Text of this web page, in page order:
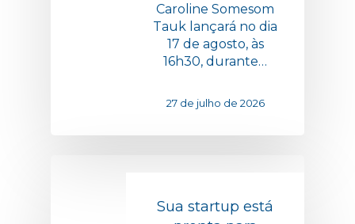
Caroline Somesom
Tauk lançará no dia
17 de agosto, às
16h30, durante…
27 de julho de 2026
Sua startup está